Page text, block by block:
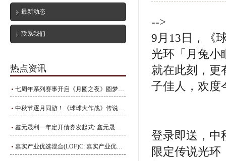
最新动态
联系我们
热点资讯
七周年系列赛事开启《月圆之夜》圆梦仙境杯打响
中秋节逐月同游！《球球大作战》传说光环免费送
鑫元晟利一年定开债券发起式: 鑫元晟利一年定期开放债券型发起式证券投资基金基金产品资料概要更新
嘉实产业优选混合(LOF)C: 嘉实产业优选灵活配置混合型证券投资基金(LOF)(C类份额)基金产品资料概要更新(2024年09月07日)
-->
9月13日，《
光环「月兔小
就在此刻，更
子佳人，欢度
登录即送，中
限定传说光环